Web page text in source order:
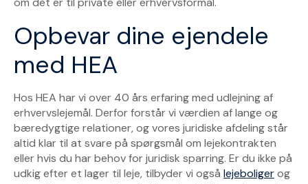
Opbevar dine ejendele
med HEA
Hos HEA har vi over 40 års erfaring med udlejning af
erhvervslejemål. Derfor forstår vi værdien af lange og
bæredygtige relationer, og vores juridiske afdeling står
altid klar til at svare på spørgsmål om lejekontrakten
eller hvis du har behov for juridisk sparring. Er du ikke på
udkig efter et lager til leje, tilbyder vi også lejeboligerog